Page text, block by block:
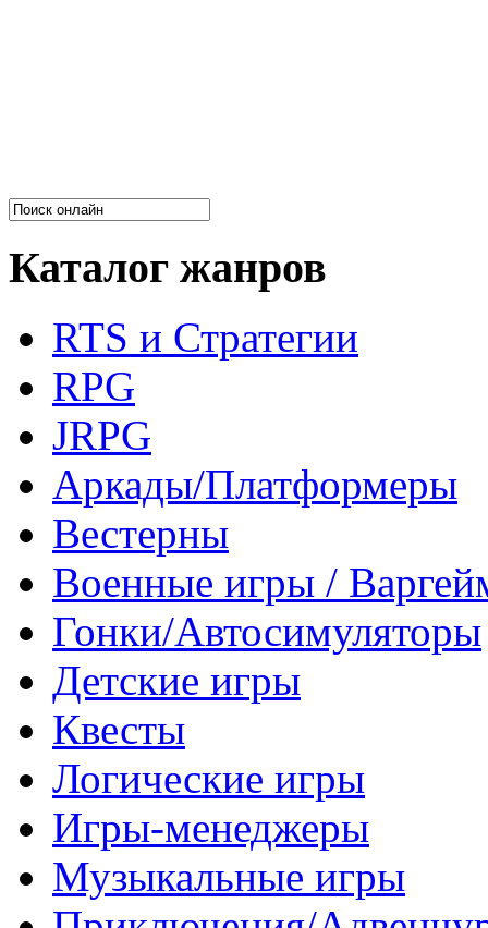
Каталог жанров
RTS и Стратегии
RPG
JRPG
Аркады/Платформеры
Вестерны
Военные игры /
Гонки/Автосимуляторы
Детские игры
Квесты
Логические игры
Игры-менеджеры
Музыкальные игры